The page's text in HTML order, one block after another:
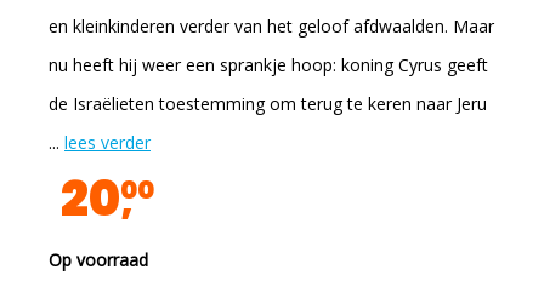
en kleinkinderen verder van het geloof afdwaalden. Maar
nu heeft hij weer een sprankje hoop: koning Cyrus geeft
de Israëlieten toestemming om terug te keren naar Jeru
... lees verder
2000
Op voorraad